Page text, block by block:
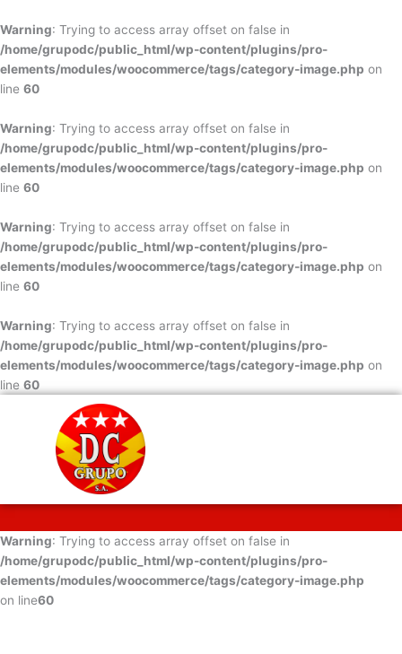
Warning: Trying to access array offset on false in
/home/grupodc/public_html/wp-content/plugins/pro-
elements/modules/woocommerce/tags/category-image.php on
line 60
Warning: Trying to access array offset on false in
/home/grupodc/public_html/wp-content/plugins/pro-
elements/modules/woocommerce/tags/category-image.php on
line 60
Warning: Trying to access array offset on false in
/home/grupodc/public_html/wp-content/plugins/pro-
elements/modules/woocommerce/tags/category-image.php on
line 60
Warning: Trying to access array offset on false in
/home/grupodc/public_html/wp-content/plugins/pro-
elements/modules/woocommerce/tags/category-image.php on
line 60
al
contenido
Warning: Trying to access array offset on false in
/home/grupodc/public_html/wp-content/plugins/pro-
elements/modules/woocommerce/tags/category-image.php
on line60